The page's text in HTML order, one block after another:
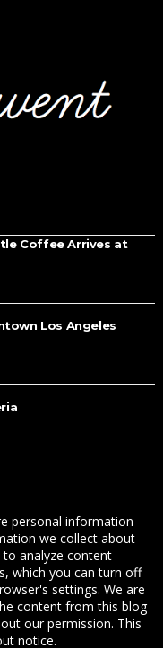
Coffee Arrives at
Los Angeles
personal information
we collect about
analyze content
which you can turn off
settings. We are
content from this blog
our permission. This
notice.